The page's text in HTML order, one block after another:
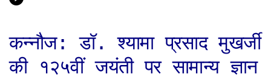
कन्नौज: डॉ. श्यामा प्रसाद मुखर्जी
की १२५वीं जयंती पर सामान्य ज्ञान